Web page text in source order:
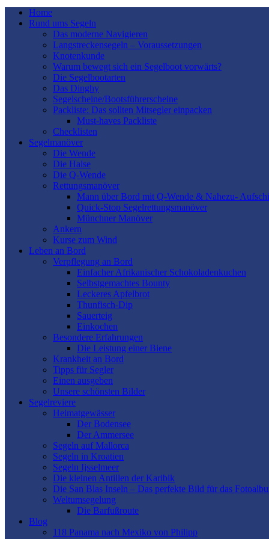
Home
Rund ums Segeln
Das moderne Navigieren
Langstreckensegeln – Voraussetzungen
Knotenkunde
Warum bewegt sich ein Segelboot vorwärts?
Die Segelbootarten
Das Dinghy
Segelscheine/Bootsführerscheine
Packliste: Das sollten Mitsegler einpacken
Must-haves Packliste
Checklisten
Segelmanöver
Die Wende
Die Halse
Die Q-Wende
Rettungsmanöver
Mann über Bord mit Q-Wende & Nahezu-
Quick-Stop Segelrettungsmanöver
Münchner Manöver
Ankern
Kurse zum Wind
Leben an Bord
Verpflegung an Bord
Einfacher Afrikanischer Schokoladenkuchen
Selbstgemachtes Bounty
Leckeres Apfelbrot
Thunfisch-Dip
Sauerteig
Einkochen
Besondere Erfahrungen
Die Leistung einer Biene
Krankheit an Bord
Tipps für Segler
Einen ausgeben
Unsere schönsten Bilder
Segelreviere
Heimatgewässer
Der Bodensee
Der Ammersee
Segeln auf Mallorca
Segeln in Kroatien
Segeln Ijsselmeer
Die kleinen Antillen der Karibik
Die San Blas Inseln – Das perfekte Bild für das
Weltumsegelung
Die Barfußroute
Blog
118 Panama nach Mexiko von Philipp